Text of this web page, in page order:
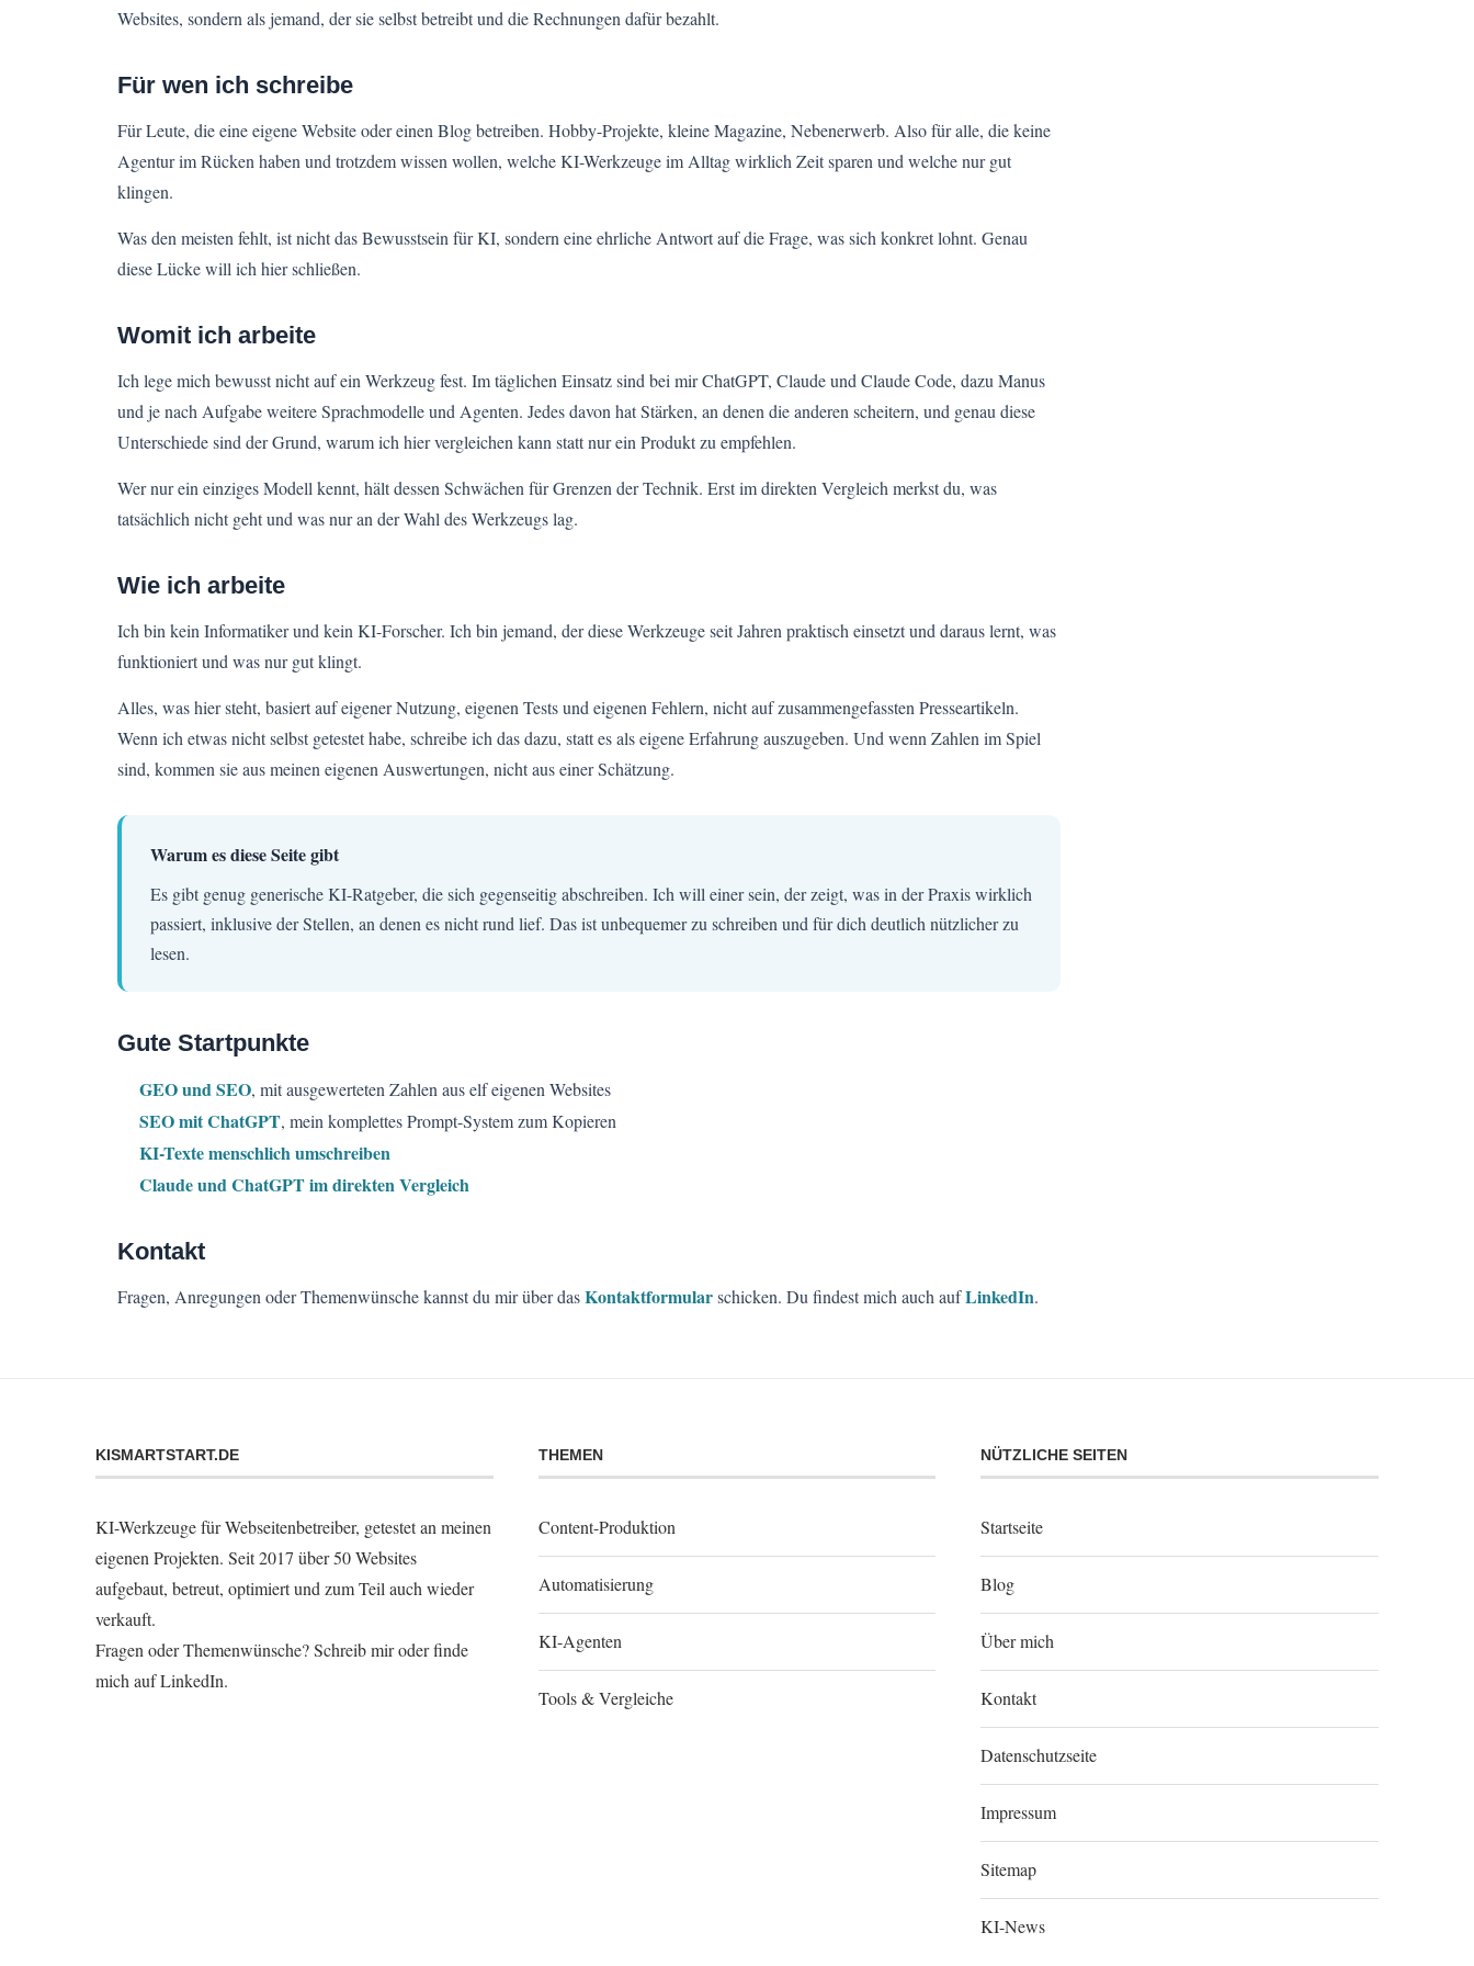
Websites, sondern als jemand, der sie selbst betreibt und die Rechnungen dafür bezahlt.
Für wen ich schreibe
Für Leute, die eine eigene Website oder einen Blog betreiben. Hobby-Projekte, kleine Magazine, Nebenerwerb. Also für alle, die keine
Agentur im Rücken haben und trotzdem wissen wollen, welche KI-Werkzeuge im Alltag wirklich Zeit sparen und welche nur gut
klingen.
Was den meisten fehlt, ist nicht das Bewusstsein für KI, sondern eine ehrliche Antwort auf die Frage, was sich konkret lohnt. Genau
diese Lücke will ich hier schließen.
Womit ich arbeite
Ich lege mich bewusst nicht auf ein Werkzeug fest. Im täglichen Einsatz sind bei mir ChatGPT, Claude und Claude Code, dazu Manus
und je nach Aufgabe weitere Sprachmodelle und Agenten. Jedes davon hat Stärken, an denen die anderen scheitern, und genau diese
Unterschiede sind der Grund, warum ich hier vergleichen kann statt nur ein Produkt zu empfehlen.
Wer nur ein einziges Modell kennt, hält dessen Schwächen für Grenzen der Technik. Erst im direkten Vergleich merkst du, was
tatsächlich nicht geht und was nur an der Wahl des Werkzeugs lag.
Wie ich arbeite
Ich bin kein Informatiker und kein KI-Forscher. Ich bin jemand, der diese Werkzeuge seit Jahren praktisch einsetzt und daraus lernt, was
funktioniert und was nur gut klingt.
Alles, was hier steht, basiert auf eigener Nutzung, eigenen Tests und eigenen Fehlern, nicht auf zusammengefassten Presseartikeln.
Wenn ich etwas nicht selbst getestet habe, schreibe ich das dazu, statt es als eigene Erfahrung auszugeben. Und wenn Zahlen im Spiel
sind, kommen sie aus meinen eigenen Auswertungen, nicht aus einer Schätzung.
Warum es diese Seite gibt
Es gibt genug generische KI-Ratgeber, die sich gegenseitig abschreiben. Ich will einer sein, der zeigt, was in der Praxis wirklich
passiert, inklusive der Stellen, an denen es nicht rund lief. Das ist unbequemer zu schreiben und für dich deutlich nützlicher zu
lesen.
Gute Startpunkte
GEO und SEO, mit ausgewerteten Zahlen aus elf eigenen Websites
SEO mit ChatGPT, mein komplettes Prompt-System zum Kopieren
KI-Texte menschlich umschreiben
Claude und ChatGPT im direkten Vergleich
Kontakt
Fragen, Anregungen oder Themenwünsche kannst du mir über dasKontaktformularschicken. Du findest mich auch aufLinkedIn.
KISMARTSTART.DE
KI-Werkzeuge für Webseitenbetreiber, getestet an meinen
eigenen Projekten. Seit 2017 über 50 Websites
aufgebaut, betreut, optimiert und zum Teil auch wieder
verkauft.
Fragen oder Themenwünsche?Schreib miroder finde
mich aufLinkedIn.
THEMEN
Content-Produktion
Automatisierung
KI-Agenten
Tools & Vergleiche
NÜTZLICHE SEITEN
Startseite
Blog
Über mich
Kontakt
Datenschutzseite
Impressum
Sitemap
KI-News